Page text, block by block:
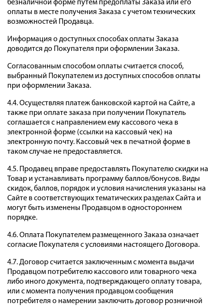
безналичной форме путем предоплаты Заказа или его
оплаты в месте получения Заказа с учетом технических
возможностей Продавца.
Информация о доступных способах оплаты Заказа
доводится до Покупателя при оформлении Заказа.
Согласованным способом оплаты считается способ,
выбранный Покупателем из доступных способов оплаты
при оформлении Заказа.
4.4. Осуществляя платеж банковской картой на Сайте, а
также при оплате заказа при получении Покупатель
соглашается с направлением ему кассового чека в
электронной форме (ссылки на кассовый чек) на
электронную почту. Кассовый чек в печатной форме в
таком случае не предоставляется.
4.5. Продавец вправе предоставлять Покупателю скидки на
Товар и устанавливать программу баллов/бонусов. Виды
скидок, баллов, порядок и условия начисления указаны на
Сайте в соответствующих тематических разделах Сайта и
могут быть изменены Продавцом в одностороннем
порядке.
4.6. Оплата Покупателем размещенного Заказа означает
согласие Покупателя с условиями настоящего Договора.
4.7. Договор считается заключенным с момента выдачи
Продавцом потребителю кассового или товарного чека
либо иного документа, подтверждающего оплату товара,
или с момента получения продавцом сообщения
потребителя о намерении заключить договор розничной